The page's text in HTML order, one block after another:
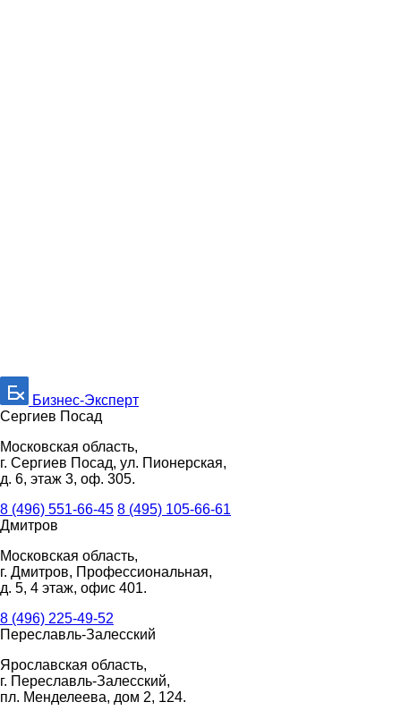
Бизнес-Эксперт
Сергиев Посад
Московская область,
г. Сергиев Посад, ул. Пионерская,
д. 6, этаж 3, оф. 305.
8 (496) 551-66-45 8 (495) 105-66-61
Дмитров
Московская область,
г. Дмитров, Профессиональная,
д. 5, 4 этаж, офис 401.
8 (496) 225-49-52
Переславль-Залесский
Ярославская область,
г. Переславль-Залесский,
пл. Менделеева, дом 2, 124.